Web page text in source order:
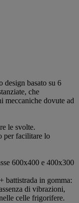
basato su 6
che
meccaniche dovute ad
le svolte.
per facilitare lo
600x400 e 400x300
battistrada in gomma:
di vibrazioni,
celle frigorifere.